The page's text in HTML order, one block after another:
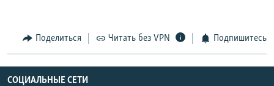
Поделиться Читать без VPN Подпишитесь
СОЦИАЛЬНЫЕ СЕТИ